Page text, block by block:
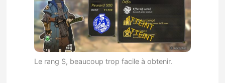
Le rang S, beaucoup trop facile à obtenir.